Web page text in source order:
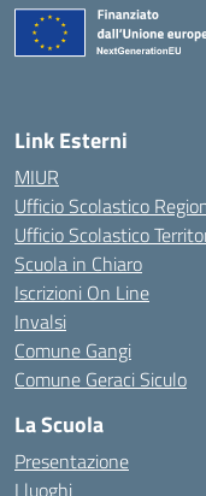
Link Esterni
MIUR
Ufficio Scolastico
Ufficio Scolastico
Scuola in Chiaro
Iscrizioni On Line
Invalsi
Comune Gangi
Comune Geraci Siculo
La Scuola
Presentazione
I luoghi